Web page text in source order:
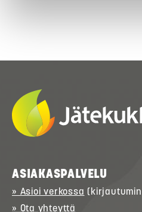
ASIAKASPALVELU
» Asioi verkossa
» Ota yhteyttä